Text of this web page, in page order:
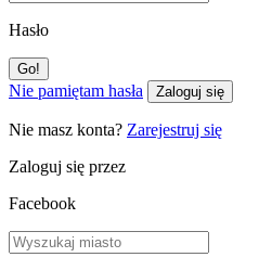
Hasło
Nie pamiętam hasła Zaloguj się
Nie masz konta? Zarejestruj się
Zaloguj się przez
Facebook